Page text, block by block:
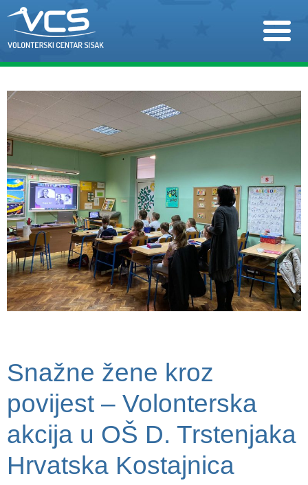
Snažne žene kroz
povijest – Volonterska
akcija u OŠ D. Trstenjaka
Hrvatska Kostajnica